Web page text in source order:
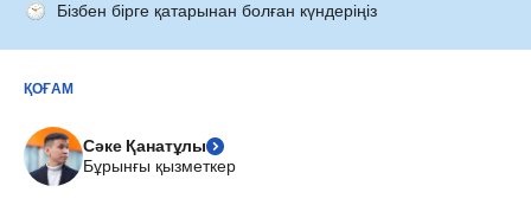
Бізбен бірге қатарынан болған күндеріңіз
ҚОҒАМ
Сәке Қанатұлы
Бұрынғы қызметкер